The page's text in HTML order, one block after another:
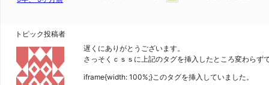
トピック投稿者
遅くにありがとうございます。
さっそくｃｓｓに上記のタグを挿入したところ変わらず
iframe{width: 100%;}このタグを挿入していました。